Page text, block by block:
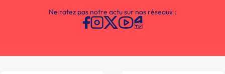
Ne ratez pas notre actu sur nos réseaux :